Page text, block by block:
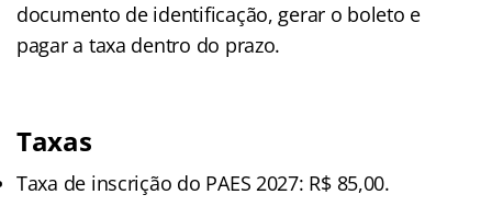
documento de identificação, gerar o boleto e
pagar a taxa dentro do prazo.
Taxas
Taxa de inscrição do PAES 2027: R$ 85,00.